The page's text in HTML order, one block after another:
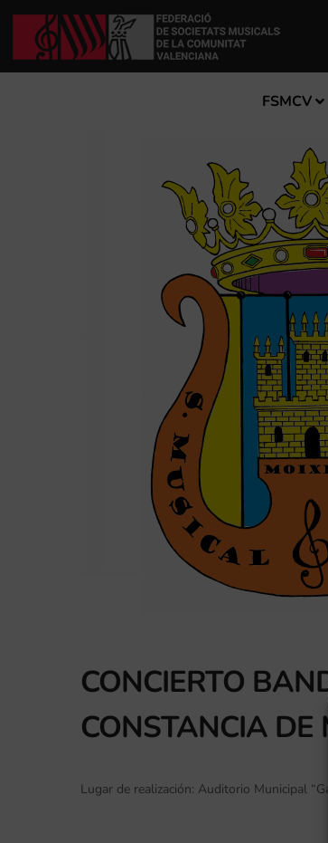
FSMCV
CONCIERTO
CONSTANCIA DE
Lugar de realización: Auditorio Municipal